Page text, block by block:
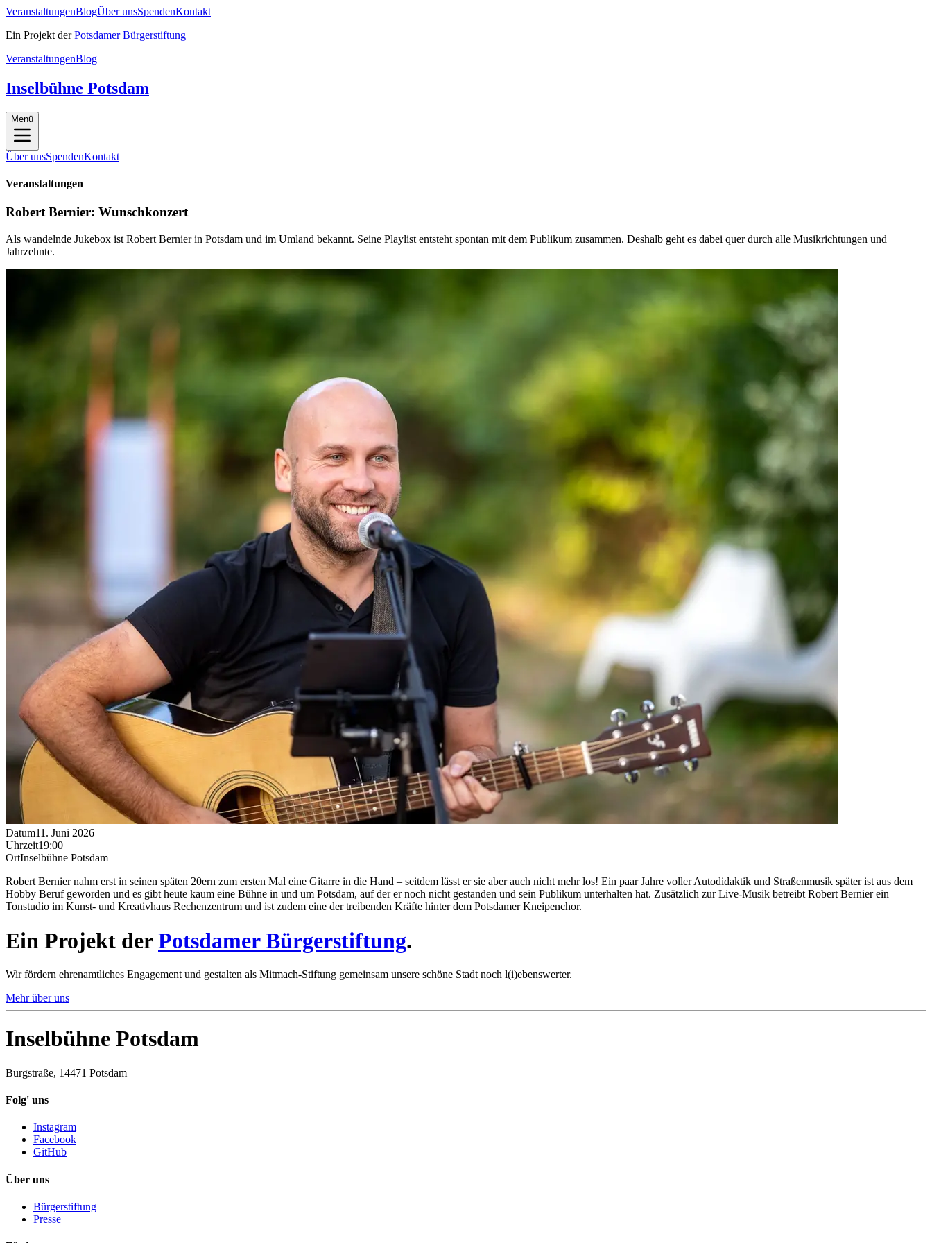
VeranstaltungenBlogÜber unsSpendenKontakt
Ein Projekt der Potsdamer Bürgerstiftung
VeranstaltungenBlog
Inselbühne Potsdam
Menü
Über unsSpendenKontakt
Veranstaltungen
Robert Bernier: Wunschkonzert
Als wandelnde Jukebox ist Robert Bernier in Potsdam und im Umland bekannt. Seine Playlist entsteht spontan mit dem Publikum zusammen. Deshalb geht es dabei quer durch alle Musikrichtungen und
Jahrzehnte.
Datum11. Juni 2026
Uhrzeit19:00
OrtInselbühne Potsdam
Robert Bernier nahm erst in seinen späten 20ern zum ersten Mal eine Gitarre in die Hand – seitdem lässt er sie aber auch nicht mehr los! Ein paar Jahre voller Autodidaktik und Straßenmusik später ist aus dem
Hobby Beruf geworden und es gibt heute kaum eine Bühne in und um Potsdam, auf der er noch nicht gestanden und sein Publikum unterhalten hat. Zusätzlich zur Live-Musik betreibt Robert Bernier ein
Tonstudio im Kunst- und Kreativhaus Rechenzentrum und ist zudem eine der treibenden Kräfte hinter dem Potsdamer Kneipenchor.
Ein Projekt der Potsdamer Bürgerstiftung.
Wir fördern ehrenamtliches Engagement und gestalten als Mitmach-Stiftung gemeinsam unsere schöne Stadt noch l(i)ebenswerter.
Mehr über uns
Inselbühne Potsdam
Burgstraße, 14471 Potsdam
Folg' uns
Instagram
Facebook
GitHub
Über uns
Bürgerstiftung
Presse